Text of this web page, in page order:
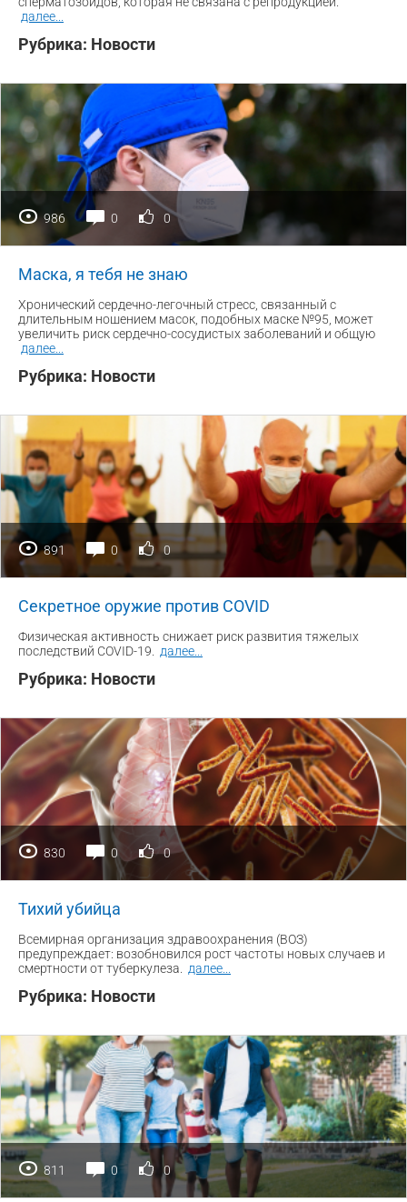
далее
Рубрика: Новости
986 0 0
Маска, я тебя не знаю
Хронический сердечно-легочный стресс, связанный с
длительным ношением масок, подобных маске №95, может
увеличить риск сердечно-сосудистых заболеваний и общую
далее
Рубрика: Новости
891 0 0
Секретное оружие против COVID
Физическая активность снижает риск развития тяжелых
последствий COVID-19.
далее
Рубрика: Новости
830 0 0
Тихий убийца
Всемирная организация здравоохранения (ВОЗ)
предупреждает: возобновился рост частоты новых случаев и
смертности от туберкулеза.
далее
Рубрика: Новости
811 0 0